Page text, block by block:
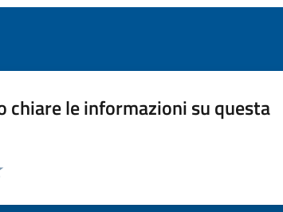
chiare le informazioni su questa
pagina